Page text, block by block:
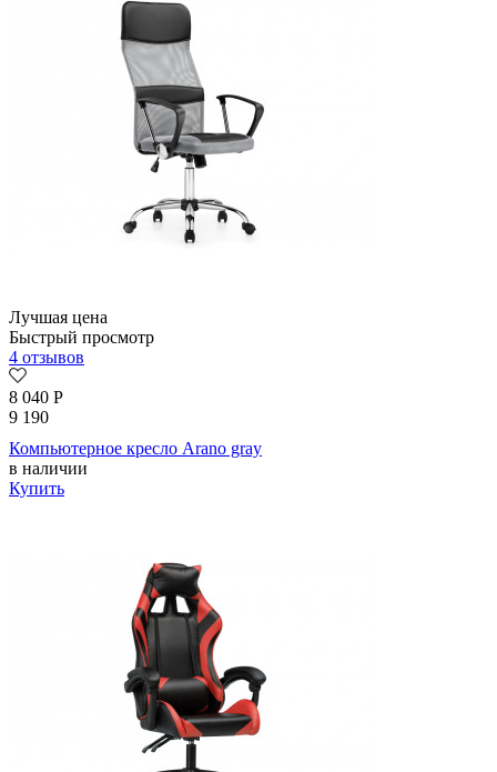
Лучшая цена
Быстрый просмотр
4 отзывов
8 040 Р
9 190
Компьютерное кресло Arano gray
в наличии
Купить